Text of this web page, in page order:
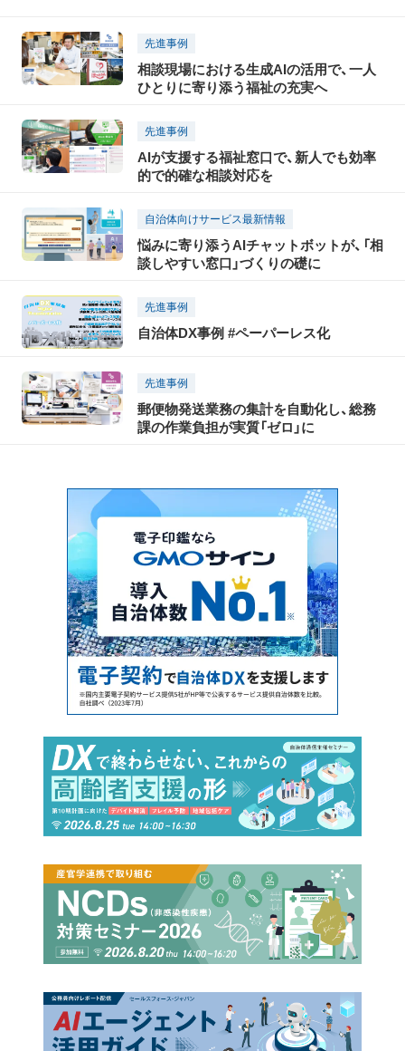
先進事例
相談現場における生成AIの活用で、一人
ひとりに寄り添う福祉の充実へ
先進事例
AIが支援する福祉窓口で、新人でも効率
的で的確な相談対応を
自治体向けサービス最新情報
悩みに寄り添うAIチャットボットが、「相
談しやすい窓口」づくりの礎に
先進事例
自治体DX事例 #ペーパーレス化
先進事例
郵便物発送業務の集計を自動化し、総務
課の作業負担が実質「ゼロ」に